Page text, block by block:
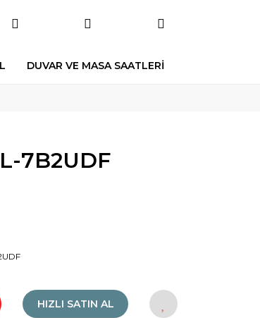
DUVAR VE MASA SAATLERİ
7B2UDF
HIZLI SATIN AL